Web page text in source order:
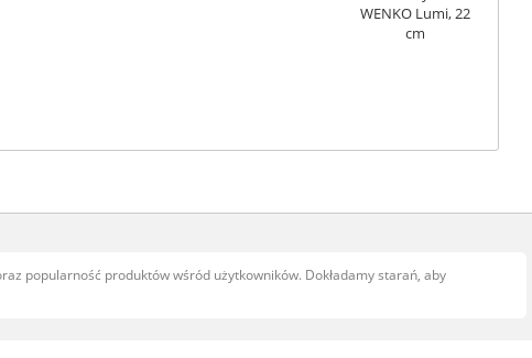
popularność produktów wśród użytkowników. Dokładamy starań, aby